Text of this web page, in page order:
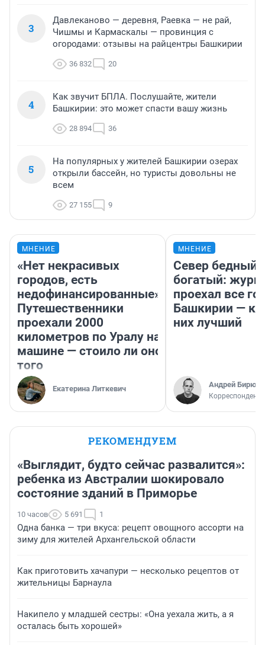
3
Давлеканово — деревня, Раевка — не рай,
Чишмы и Кармаскалы — провинция с
огородами: отзывы на райцентры Башкирии
36 832 20
4
Как звучит БПЛА. Послушайте, жители
Башкирии: это может спасти вашу жизнь
28 894 36
5
На популярных у жителей Башкирии озерах
открыли бассейн, но туристы довольны не
всем
27 155 9
МНЕНИЕ
«Нет некрасивых
городов, есть
недофинансированные».
Путешественники
проехали 2000
километров по Уралу на
машине — стоило ли оно
того
Екатерина Литкевич
МНЕНИЕ
Север бедный,
богатый:
проехал все
Башкирии —
них лучший
Андрей
Корреспондент
РЕКОМЕНДУЕМ
«Выглядит, будто сейчас развалится»:
ребенка из Австралии шокировало
состояние зданий в Приморье
10 часов 5 691 1
Одна банка — три вкуса: рецепт овощного ассорти на
зиму для жителей Архангельской области
Как приготовить хачапури — несколько рецептов от
жительницы Барнаула
Накипело у младшей сестры: «Она уехала жить, а я
осталась быть хорошей»